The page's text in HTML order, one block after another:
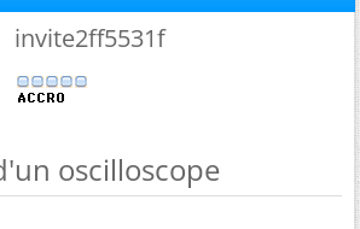
invite2ff5531f
oscilloscope